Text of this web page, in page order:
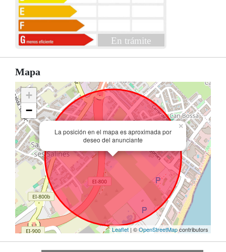
En trámite
Mapa
La posición en el mapa es aproximada por
deseo del anunciante
×
+
−
Leaflet | ©OpenStreetMapcontributors